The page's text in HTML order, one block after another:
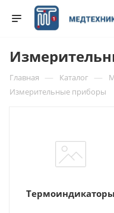
Главная — Каталог —
Измерительные приборы
Термоиндикаторы